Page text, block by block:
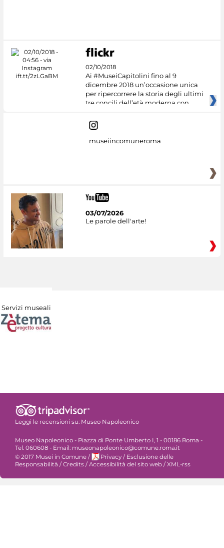
02/10/2018
Ai #MuseiCapitolini fino al 9
dicembre 2018 un’occasione unica
per ripercorrere la storia degli ultimi
tre concili dell’età moderna con
museiincomuneroma
03/07/2026
Le parole dell'arte!
Servizi museali
Leggi le recensioni su: Museo Napoleonico
Museo Napoleonico - Piazza di Ponte Umberto I, 1 - 00186 Roma -
Tel. 060608 - Email: museonapoleonico@comune.roma.it
© 2017 Musei in Comune / Privacy / Esclusione delle
Responsabilità /Credits /Accessibilità del sito web /XML-rss